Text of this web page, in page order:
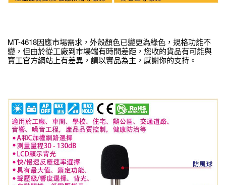
MT-4618因應市場需求，外殼顏色已變更為綠色，規格功能不
變，但由於從工廠到市場端有時間差距，您收的貨品有可能與
寶工官方網站上有差異，請以實品為主，感謝你的支持。